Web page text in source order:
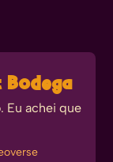
Bodega
Eu achei que